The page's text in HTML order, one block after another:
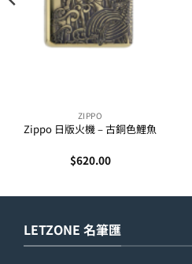
ZIPPO
Zippo 日版火機 – 古銅色鯉魚
$620.00
LETZONE 名筆匯